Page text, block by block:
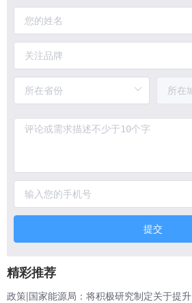
提交
精彩推荐
政策|国家能源局：将积极研究制定关于提升